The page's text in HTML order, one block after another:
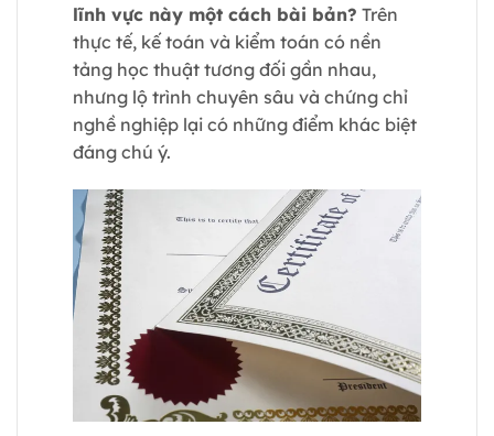
lĩnh vực này một cách bài bản? Trên
thực tế, kế toán và kiểm toán có nền
tảng học thuật tương đối gần nhau,
nhưng lộ trình chuyên sâu và chứng chỉ
nghề nghiệp lại có những điểm khác biệt
đáng chú ý.